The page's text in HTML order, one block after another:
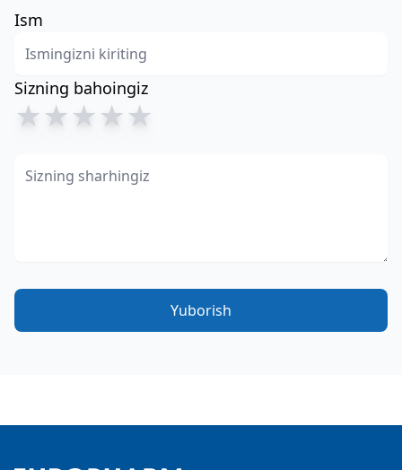
Ism
Sizning bahoingiz
★★★★★
Yuborish